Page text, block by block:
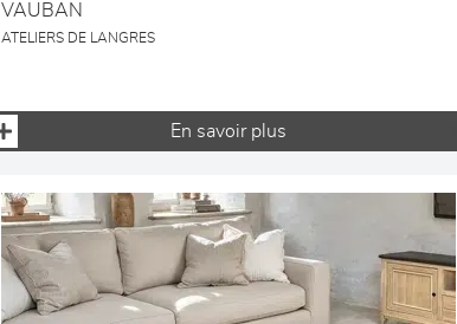
VAUBAN
ATELIERS DE LANGRES
En savoir plus